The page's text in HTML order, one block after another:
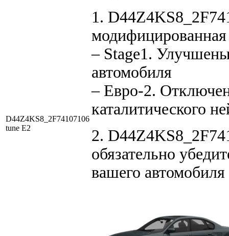
D44Z4KS8_2F74107106
tune E2
1.
– Stage1.
автомобиля
– Евро-2.
каталитического
2.
обязательно
вашего автомобиля